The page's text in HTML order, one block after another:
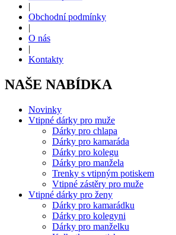
|
Obchodní podmínky
|
O nás
|
Kontakty
NAŠE NABÍDKA
Novinky
Vtipné dárky pro muže
Dárky pro chlapa
Dárky pro kamaráda
Dárky pro kolegu
Dárky pro manžela
Trenky s vtipným potiskem
Vtipné zástěry pro muže
Vtipné dárky pro ženy
Dárky pro kamarádku
Dárky pro kolegyni
Dárky pro manželku